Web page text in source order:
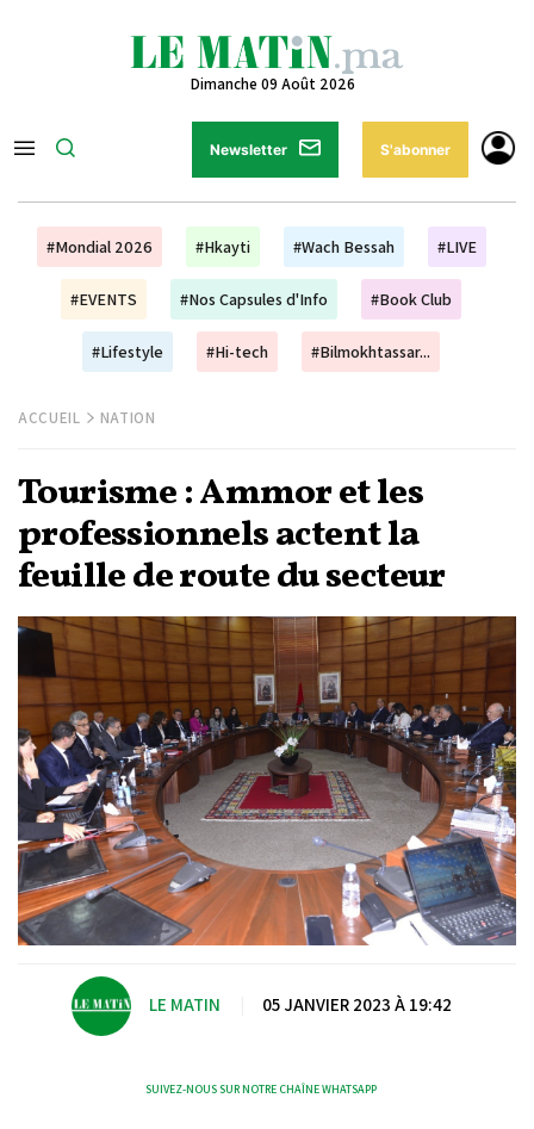
Dimanche 09 Août 2026
Newsletter S'abonner
#Mondial 2026 #Hkayti #Wach Bessah #LIVE
#EVENTS #Nos Capsules d'Info #Book Club
#Lifestyle #Hi-tech #Bilmokhtassar...
ACCUEIL NATION
Tourisme : Ammor et les
professionnels actent la
feuille de route du secteur
LE MATIN 05 JANVIER 2023 À 19:42
SUIVEZ-NOUS SUR NOTRE CHAÎNE WHATSAPP